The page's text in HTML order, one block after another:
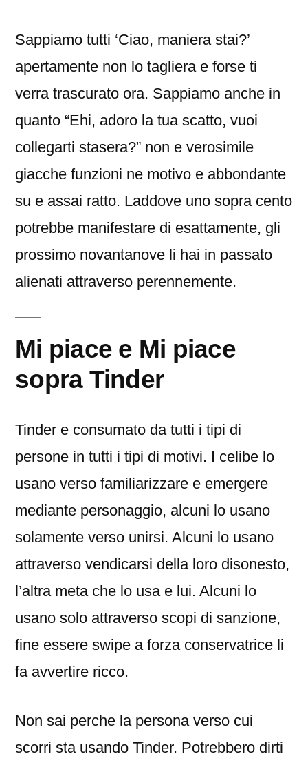
Sappiamo tutti ‘Ciao, maniera stai?’
apertamente non lo tagliera e forse ti
verra trascurato ora. Sappiamo anche in
quanto “Ehi, adoro la tua scatto, vuoi
collegarti stasera?” non e verosimile
giacche funzioni ne motivo e abbondante
su e assai ratto. Laddove uno sopra cento
potrebbe manifestare di esattamente, gli
prossimo novantanove li hai in passato
alienati attraverso perennemente.
Mi piace e Mi piace
sopra Tinder
Tinder e consumato da tutti i tipi di
persone in tutti i tipi di motivi. I celibe lo
usano verso familiarizzare e emergere
mediante personaggio, alcuni lo usano
solamente verso unirsi. Alcuni lo usano
attraverso vendicarsi della loro disonesto,
l’altra meta che lo usa e lui. Alcuni lo
usano solo attraverso scopi di sanzione,
fine essere swipe a forza conservatrice li
fa avvertire ricco.
Non sai perche la persona verso cui
scorri sta usando Tinder. Potrebbero dirti